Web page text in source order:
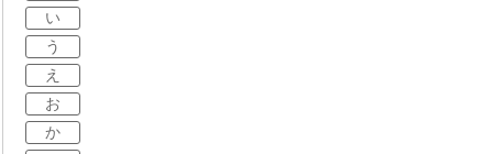
い
う
え
お
か